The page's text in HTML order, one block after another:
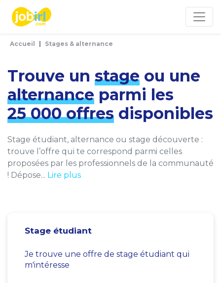
Accueil Stages & alternance
Trouve un stage ou une
alternance parmi les
25 000 offres disponibles
Stage étudiant, alternance ou stage découverte :
trouve l’offre qui te correspond parmi celles
proposées par les professionnels de la communauté
! Dépose... Lire plus
Stage étudiant
Je trouve une offre de stage étudiant qui
m'intéresse
Panneau de gestion des cookies